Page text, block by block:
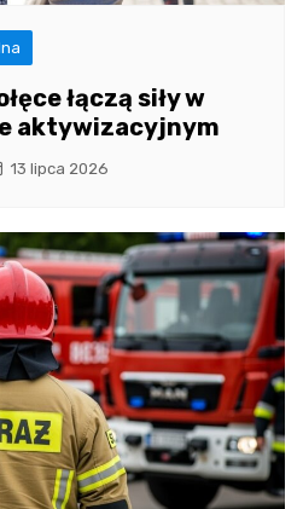
łączą siły w
aktywizacyjnym
13 lipca 2026